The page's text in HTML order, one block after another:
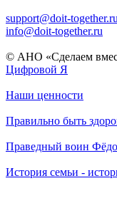
support@doit-together.ru
info@doit-together.ru
© АНО «Сделаем
Цифровой Я
Наши ценности
Правильно быть
Праведный воин
История семьи -